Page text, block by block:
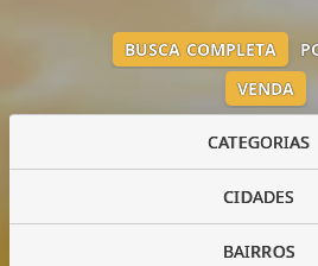
VENDA
BUSCA COMPLETA
CATEGORIAS
CIDADES
BAIRROS